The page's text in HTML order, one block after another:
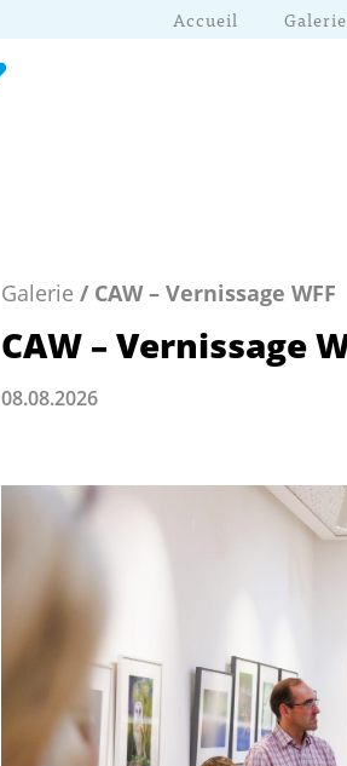
Accueil Galerie
Galerie / CAW – Vernissage WFF
CAW – Vernissage
08.08.2026